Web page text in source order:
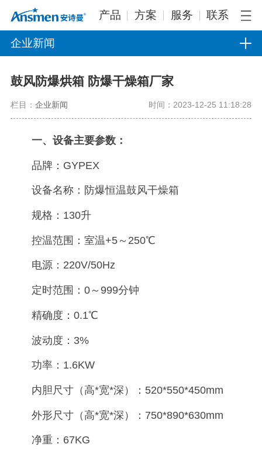
产品 方案 服务 联系
企业新闻
鼓风防爆烘箱 防爆干燥箱厂家
栏目： 企业新闻 时间：2023-12-25 11:18:28
一、设备主要参数：
品牌：GYPEX
设备名称：防爆恒温鼓风干燥箱
规格：130升
控温范围：室温+5～250℃
电源：220V/50Hz
定时范围：0～999分钟
精确度：0.1℃
波动度：3%
功率：1.6KW
内胆尺寸（高*宽*深）：520*550*450mm
外形尺寸（高*宽*深）：750*890*630mm
净重：67KG